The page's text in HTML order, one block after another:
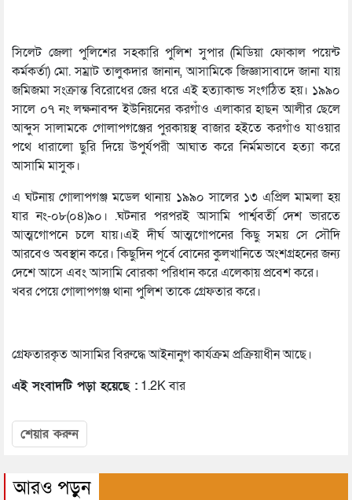
সিলেট জেলা পুলিশের সহকারি পুলিশ সুপার (মিডিয়া ফোকাল পয়েন্ট
কর্মকর্তা) মো. সম্রাট তালুকদার জানান, আসামিকে জিজ্ঞাসাবাদে জানা যায়
জমিজমা সংক্রান্ত বিরোধের জের ধরে এই হত্যাকান্ড সংগঠিত হয়। ১৯৯০
সালে ০৭ নং লক্ষনাবন্দ ইউনিয়নের করগাঁও এলাকার হাছন আলীর ছেলে
আব্দুস সালামকে গোলাপগঞ্জের পুরকায়স্থ বাজার হইতে করগাঁও যাওয়ার
পথে ধারালো ছুরি দিয়ে উপুর্যপরী আঘাত করে নির্মমভাবে হত্যা করে
আসামি মাসুক।
এ ঘটনায় গোলাপগঞ্জ মডেল থানায় ১৯৯০ সালের ১৩ এপ্রিল মামলা হয়
যার নং-০৮(০৪)৯০। .ঘটনার পরপরই আসামি পার্শ্ববর্তী দেশ ভারতে
আত্মগোপনে চলে যায়।এই দীর্ঘ আত্মগোপনের কিছু সময় সে সৌদি
আরবেও অবস্থান করে। কিছুদিন পূর্বে বোনের কুলখানিতে অংশগ্রহনের জন্য
দেশে আসে এবং আসামি বোরকা পরিধান করে এলেকায় প্রবেশ করে।
খবর পেয়ে গোলাপগঞ্জ থানা পুলিশ তাকে গ্রেফতার করে।
গ্রেফতারকৃত আসামির বিরুদ্ধে আইনানুগ কার্যক্রম প্রক্রিয়াধীন আছে।
এই সংবাদটি পড়া হয়েছে : 1.2K বার
শেয়ার করুন
আরও পড়ুন